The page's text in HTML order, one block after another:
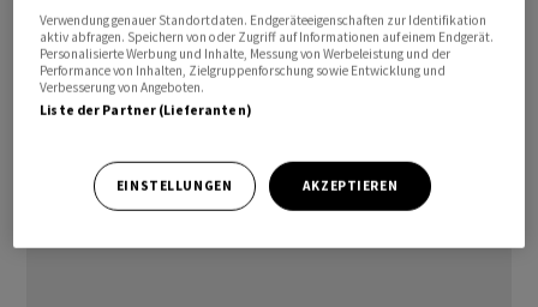
ra/jb
Verwendung genauer Standortdaten. Endgeräteeigenschaften zur Identifikation
aktiv abfragen. Speichern von oder Zugriff auf Informationen auf einem Endgerät.
Personalisierte Werbung und Inhalte, Messung von Werbeleistung und der
Performance von Inhalten, Zielgruppenforschung sowie Entwicklung und
Verbesserung von Angeboten.
Liste der Partner (Lieferanten)
EINSTELLUNGEN AKZEPTIEREN